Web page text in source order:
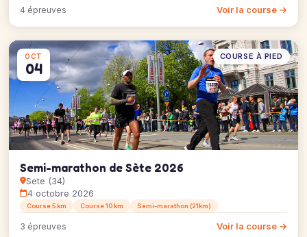
4 épreuves Voir la course →
OCT
04
COURSE À PIED
Semi-marathon de Sète 2026
Sete (34)
4 octobre 2026
Course 5 km Course 10 km Semi-marathon (21km)
3 épreuves Voir la course →